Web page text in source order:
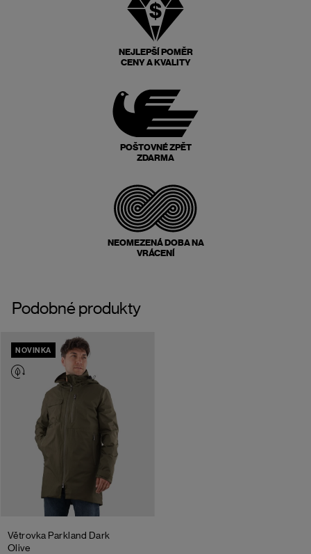
NEJLEPŠÍ POMĚR
CENY A KVALITY
POŠTOVNÉ ZPĚT
ZDARMA
NEOMEZENÁ DOBA NA
VRÁCENÍ
Podobné produkty
NOVINKA
Větrovka Parkland Dark
Olive